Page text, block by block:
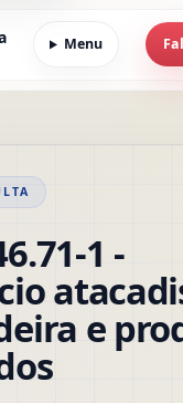
Menu
1 -
e